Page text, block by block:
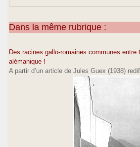
Dans la même rubrique :
Des racines gallo-romaines communes entre
alémanique !
A partir d’un article de Jules Guex (1938)